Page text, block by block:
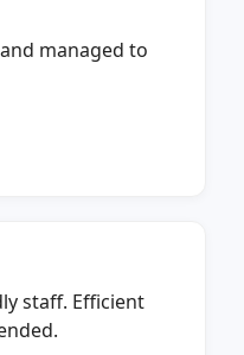
managed to
staff. Efficient